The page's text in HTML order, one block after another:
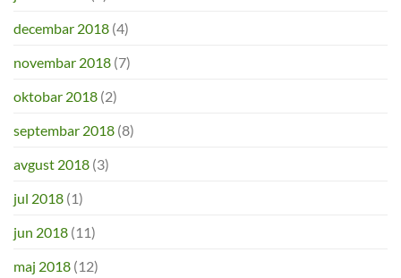
decembar 2018 (4)
novembar 2018 (7)
oktobar 2018 (2)
septembar 2018 (8)
avgust 2018 (3)
jul 2018 (1)
jun 2018 (11)
maj 2018 (12)